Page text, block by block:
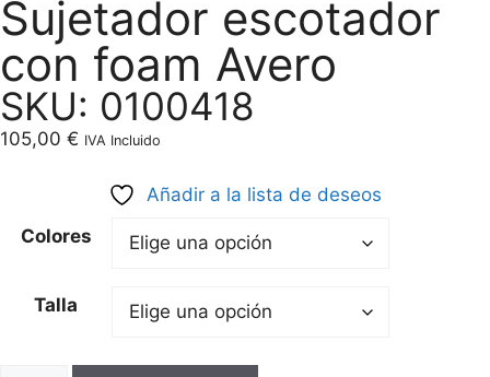
Sujetador escotador
con foam Avero
SKU: 0100418
105,00 € IVA Incluido
Añadir a la lista de deseos
Colores
Talla